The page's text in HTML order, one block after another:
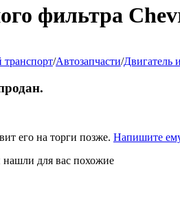
фильтра
/Автозапчасти/Двигатель
его на торги позже. Напишите
для вас похожие